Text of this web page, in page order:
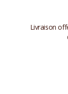
Livraison